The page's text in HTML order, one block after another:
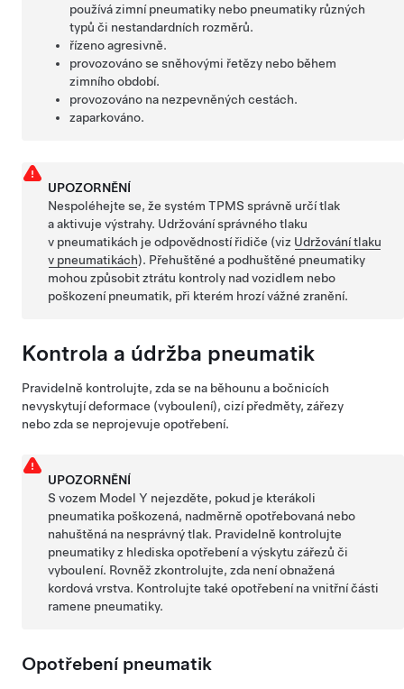
používá zimní pneumatiky nebo pneumatiky různých
typů či nestandardních rozměrů.
řízeno agresivně.
provozováno se sněhovými řetězy nebo během
zimního období.
provozováno na nezpevněných cestách.
zaparkováno.
UPOZORNĚNÍ
Nespoléhejte se, že systém TPMS správně určí tlak
a aktivuje výstrahy. Udržování správného tlaku
v pneumatikách je odpovědností řidiče (viz Udržování tlaku
v pneumatikách). Přehuštěné a podhuštěné pneumatiky
mohou způsobit ztrátu kontroly nad vozidlem nebo
poškození pneumatik, při kterém hrozí vážné zranění.
Kontrola a údržba pneumatik
Pravidelně kontrolujte, zda se na běhounu a bočnicích
nevyskytují deformace (vyboulení), cizí předměty, zářezy
nebo zda se neprojevuje opotřebení.
UPOZORNĚNÍ
S vozem Model Y nejezděte, pokud je kterákoli
pneumatika poškozená, nadměrně opotřebovaná nebo
nahuštěná na nesprávný tlak. Pravidelně kontrolujte
pneumatiky z hlediska opotřebení a výskytu zářezů či
vyboulení. Rovněž zkontrolujte, zda není obnažená
kordová vrstva. Kontrolujte také opotřebení na vnitřní části
ramene pneumatiky.
Opotřebení pneumatik